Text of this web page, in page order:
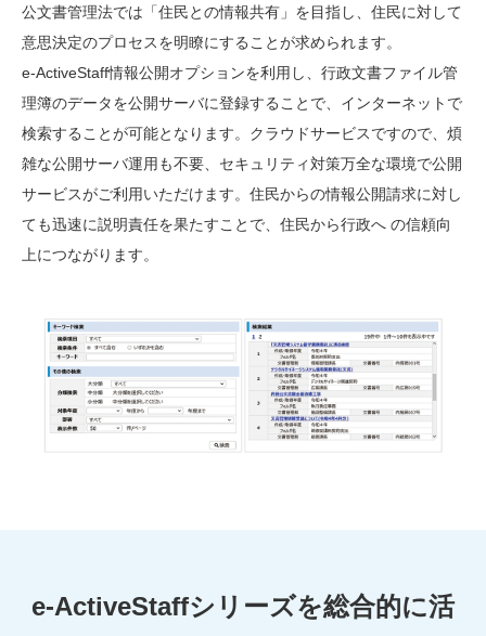
公文書管理法では「住民との情報共有」を目指し、住民に対して
意思決定のプロセスを明瞭にすることが求められます。
e-ActiveStaff情報公開オプションを利用し、行政文書ファイル管
理簿のデータを公開サーバに登録することで、インターネットで
検索することが可能となります。クラウドサービスですので、煩
雑な公開サーバ運用も不要、セキュリティ対策万全な環境で公開
サービスがご利用いただけます。住民からの情報公開請求に対し
ても迅速に説明責任を果たすことで、住民から行政へ の信頼向
上につながります。
e-ActiveStaffシリーズを総合的に活